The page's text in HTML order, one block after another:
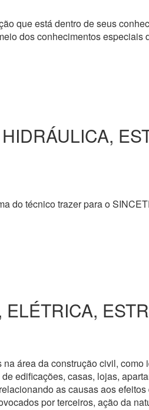
que está dentro de seus
dos conhecimentos especiais
do técnico trazer para o
área da construção civil, como
edificações, casas, lojas,
as causas aos
por terceiros, ação da